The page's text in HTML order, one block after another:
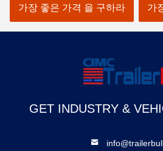
가장 좋은 가격 을 구하라
가
GET INDUSTRY &